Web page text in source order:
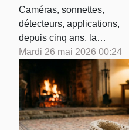
Caméras, sonnettes,
détecteurs, applications,
depuis cinq ans, la
sécurité à domicile s’est
transformée à grande
vitesse, portée par la
banalisation des objets
connectés et par une
promesse simple, presque
Mardi 26 mai 2026 00:24